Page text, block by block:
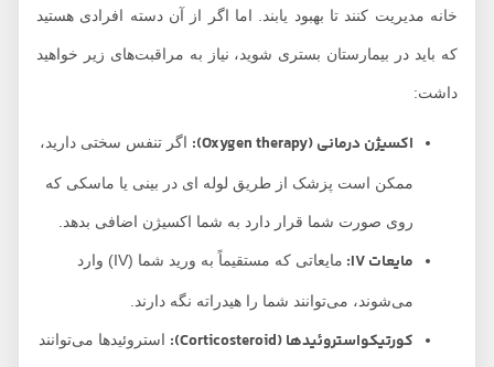
خانه مدیریت کنند تا بهبود یابند. اما اگر از آن دسته افرادی هستید
که باید در بیمارستان بستری شوید، نیاز به مراقبت‌های زیر خواهید
داشت:
اکسیژن درمانی (Oxygen therapy): اگر تنفس سختی دارید،
ممکن است پزشک از طریق لوله ای در بینی یا ماسکی که
روی صورت شما قرار دارد به شما اکسیژن اضافی بدهد.
مایعات IV: مایعاتی که مستقیماً به ورید شما (IV) وارد
می‌شوند، می‌توانند شما را هیدراته نگه دارند.
کورتیکواستروئیدها (Corticosteroid): استروئیدها می‌توانند